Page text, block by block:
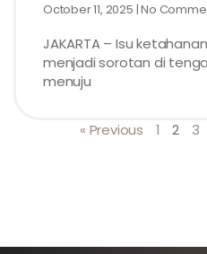
October 11, 2025 No
JAKARTA – Isu
menjadi sorotan di
menuju
« Previous 1 2 3